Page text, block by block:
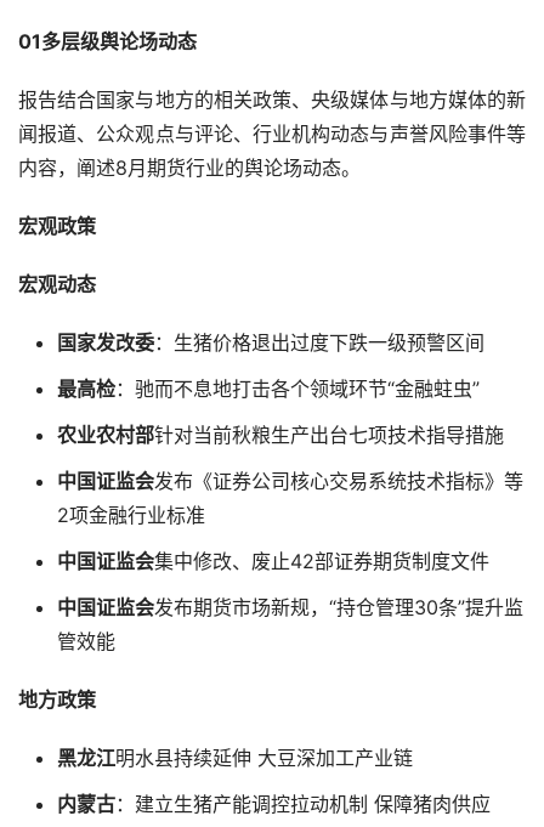
01多层级舆论场动态
报告结合国家与地方的相关政策、央级媒体与地方媒体的新
闻报道、公众观点与评论、行业机构动态与声誉风险事件等
内容，阐述8月期货行业的舆论场动态。
宏观政策
宏观动态
国家发改委：生猪价格退出过度下跌一级预警区间
最高检：驰而不息地打击各个领域环节“金融蛀虫”
农业农村部针对当前秋粮生产出台七项技术指导措施
中国证监会发布《证券公司核心交易系统技术指标》等
2项金融行业标准
中国证监会集中修改、废止42部证券期货制度文件
中国证监会发布期货市场新规，“持仓管理30条”提升监
管效能
地方政策
黑龙江明水县持续延伸 大豆深加工产业链
内蒙古：建立生猪产能调控拉动机制 保障猪肉供应